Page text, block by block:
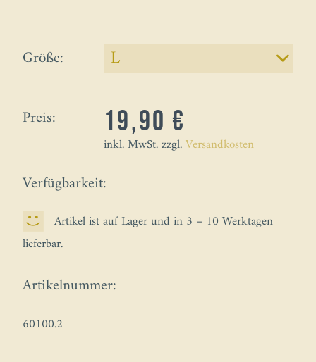
Größe:
Preis: 19,90 €
inkl. MwSt. zzgl.Versandkosten
Verfügbarkeit:
Artikel ist auf Lager und in 3 – 10 Werktagen
lieferbar.
Artikelnummer:
60100.2